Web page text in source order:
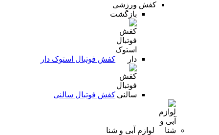
کفش ورزشی
بازگشت
کفش فوتبال استوک دار
کفش فوتبال سالنی
لوازم آبی و شنا